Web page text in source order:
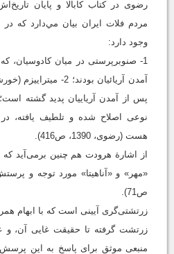
رضوی در کتاب کابالا و پایان
مردم فلات ایران بیان مي‌دارد که
وجود دارد:
1- صنوبرپرستی در میان کادوسیان،
آمدن آریائیان بودند؛
نوعی اصلاح شده و تلطیف یافته، در
هست (رضوی، 1390، ص416).
از اشارة هرودت هم چنین برمی‌آید که
ص71).
زرتشتی‌گری آیینی است که با ابهام
زرتشت گرفته تا حقیقت غایی آن، و
منبعی موثق برای پاسخ به این